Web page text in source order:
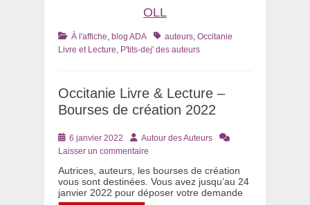
OLL
Catégories
À l'affiche blog ADA Tagsauteurs Occitanie
Livre et Lecture P'tits-dej' des auteurs
Occitanie Livre & Lecture –
Bourses de création 2022
Posté
le
6 janvier 2022 AuteurAutour des Auteurs
Laisser un commentaire
Autrices, auteurs, les bourses de création
vous sont destinées. Vous avez jusqu’au 24
janvier 2022 pour déposer votre demande